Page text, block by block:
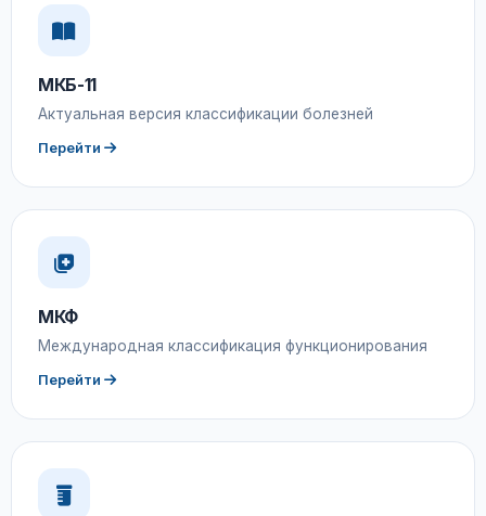
МКБ-11
Актуальная версия классификации болезней
Перейти
МКФ
Международная классификация функционирования
Перейти